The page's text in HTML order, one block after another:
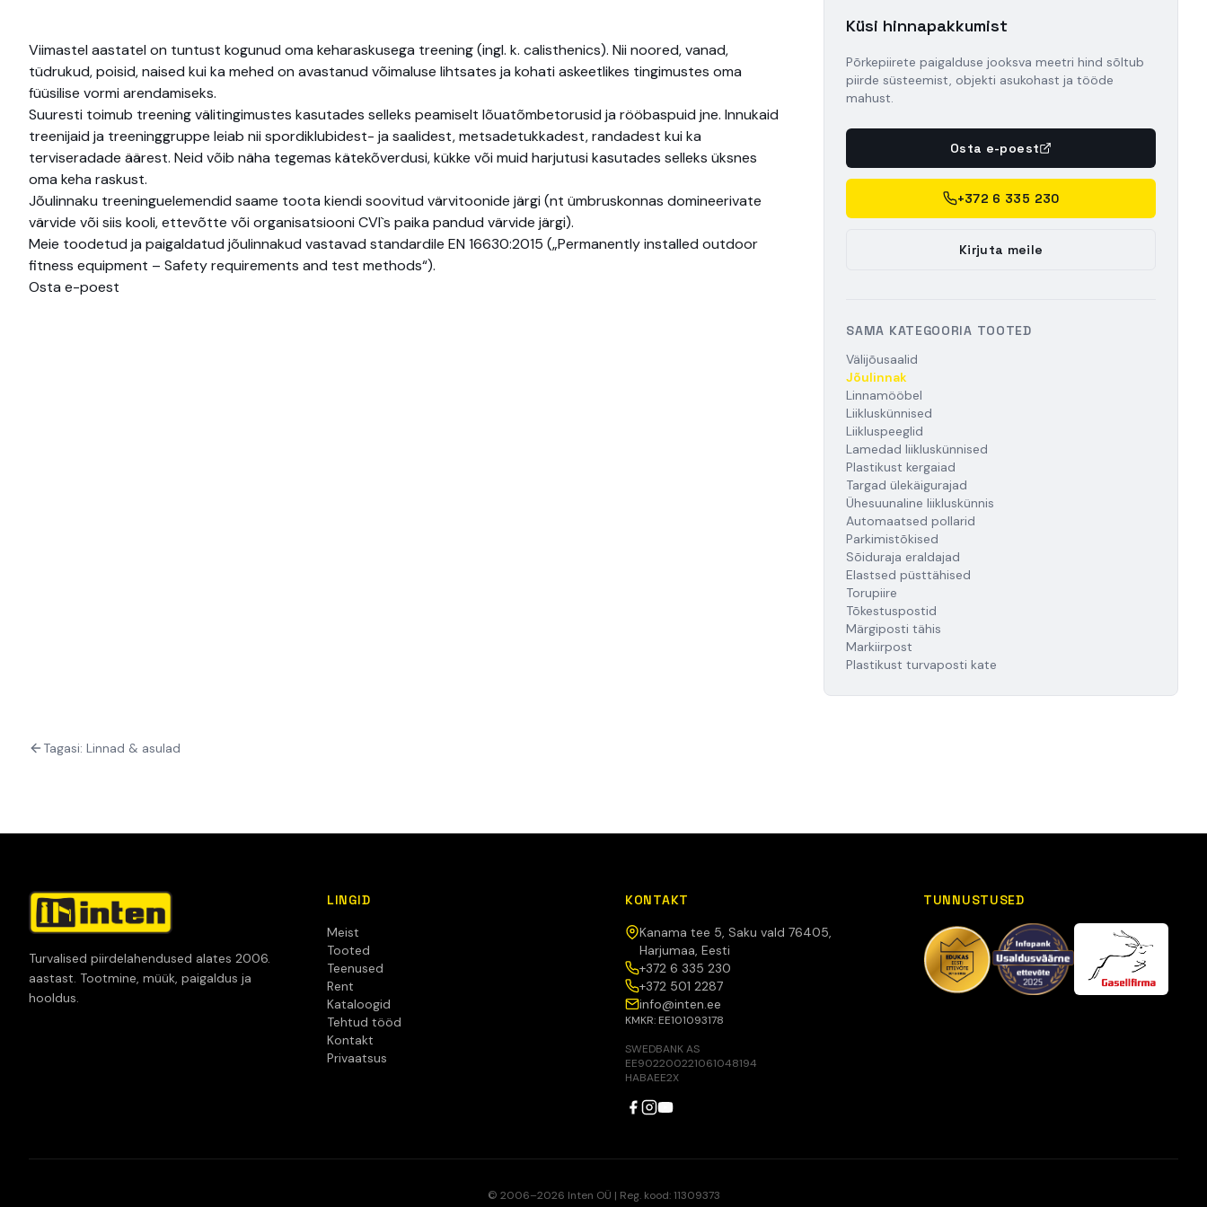
Viimastel aastatel on tuntust kogunud oma keharaskusega treening (ingl. k. calisthenics). Nii noored, vanad,
tüdrukud, poisid, naised kui ka mehed on avastanud võimaluse lihtsates ja kohati askeetlikes tingimustes oma
füüsilise vormi arendamiseks.
Suuresti toimub treening välitingimustes kasutades selleks peamiselt lõuatõmbetorusid ja rööbaspuid jne. Innukaid
treenijaid ja treeninggruppe leiab nii spordiklubidest- ja saalidest, metsadetukkadest, randadest kui ka
terviseradade äärest. Neid võib näha tegemas kätekõverdusi, kükke või muid harjutusi kasutades selleks üksnes
oma keha raskust.
Jõulinnaku treeninguelemendid saame toota kiendi soovitud värvitoonide järgi (nt ümbruskonnas domineerivate
värvide või siis kooli, ettevõtte või organisatsiooni CVI`s paika pandud värvide järgi).
Meie toodetud ja paigaldatud jõulinnakud vastavad standardile EN 16630:2015 („Permanently installed outdoor
fitness equipment – Safety requirements and test methods“).
Osta e-poest
Küsi hinnapakkumist
Põrkepiirete paigalduse jooksva meetri hind sõltub
piirde süsteemist, objekti asukohast ja tööde
mahust.
Osta e-poest
+372 6 335 230
Kirjuta meile
SAMA KATEGOORIA TOOTED
Välijõusaalid
Jõulinnak
Linnamööbel
Liikluskünnised
Liikluspeeglid
Lamedad liikluskünnised
Plastikust kergaiad
Targad ülekäigurajad
Ühesuunaline liikluskünnis
Automaatsed pollarid
Parkimistõkised
Sõiduraja eraldajad
Elastsed püsttähised
Torupiire
Tõkestuspostid
Märgiposti tähis
Markiirpost
Plastikust turvaposti kate
Tagasi: Linnad & asulad
Turvalised piirdelahendused alates 2006.
aastast. Tootmine, müük, paigaldus ja
hooldus.
LINGID
Meist
Tooted
Teenused
Rent
Kataloogid
Tehtud tööd
Kontakt
Privaatsus
KONTAKT
Kanama tee 5, Saku vald 76405,
Harjumaa, Eesti
+372 6 335 230
+372 501 2287
info@inten.ee
KMKR: EE101093178
SWEDBANK AS
EE902200221061048194
HABAEE2X
TUNNUSTUSED
© 2006–2026 Inten OÜ | Reg. kood: 11309373